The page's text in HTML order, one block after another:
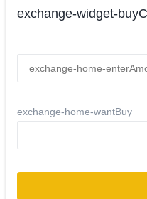
exchange-widget-
exchange-home-wantBuy